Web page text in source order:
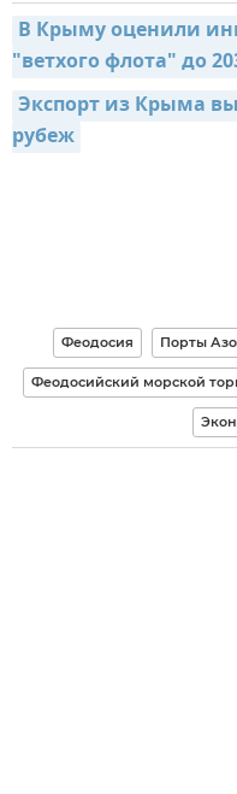
В Крыму оценили
"ветхого флота" до
Экспорт из Крыма
рубеж
Феодосия Порты
Феодосийский морской